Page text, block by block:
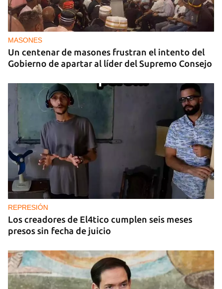
MASONES
Un centenar de masones frustran el intento del
Gobierno de apartar al líder del Supremo Consejo
REPRESIÓN
Los creadores de El4tico cumplen seis meses
presos sin fecha de juicio